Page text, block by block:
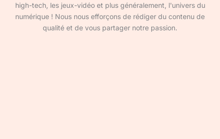
high-tech, les jeux-vidéo et plus généralement, l'univers du
numérique ! Nous nous efforçons de rédiger du contenu de
qualité et de vous partager notre passion.